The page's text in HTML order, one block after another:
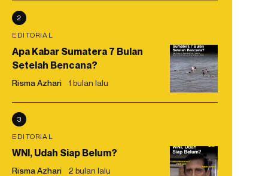
2
EDITORIAL
Apa Kabar Sumatera 7 Bulan
Setelah Bencana?
Risma Azhari 1 bulan lalu
3
EDITORIAL
WNI, Udah Siap Belum?
Risma Azhari 2 bulan lalu